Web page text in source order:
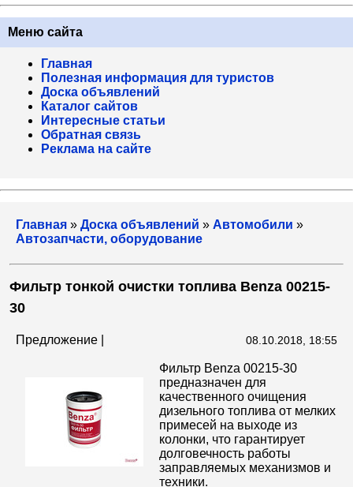
Меню сайта
Главная
Полезная информация для туристов
Доска объявлений
Каталог сайтов
Интересные статьи
Обратная связь
Реклама на сайте
Главная » Доска объявлений » Автомобили »
Автозапчасти, оборудование
Фильтр тонкой очистки топлива Benza 00215-
30
Предложение | 08.10.2018, 18:55
Фильтр Benza 00215-30
предназначен для
качественного очищения
дизельного топлива от мелких
примесей на выходе из
колонки, что гарантирует
долговечность работы
заправляемых механизмов и
техники.